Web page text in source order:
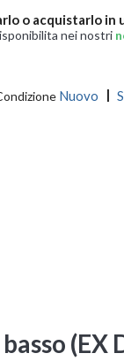
o acquistarlo in
nei nostri
Nuovo
(EX